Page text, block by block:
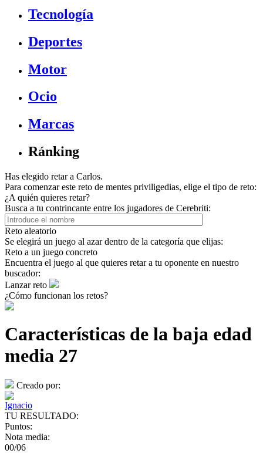
Tecnología
Deportes
Motor
Ocio
Marcas
Ránking
Has elegido retar a Carlos.
Para comenzar este reto de mentes priviligedias, elige el tipo de reto:
¿A quién quieres retar?
Busca a tu contrincante entre los jugadores de Cerebriti:
Reto aleatorio
Se elegirá un juego al azar dentro de la categoría que elijas:
Reto a un juego concreto
Encuentra el juego al que quieres retar a tu oponente en nuestro
buscador:
Lanzar reto
¿Cómo funcionan los retos?
Características de la baja edad
media 27
Creado por:
Ignacio
TU RESULTADO:
Puntos:
Nota media:
00/06